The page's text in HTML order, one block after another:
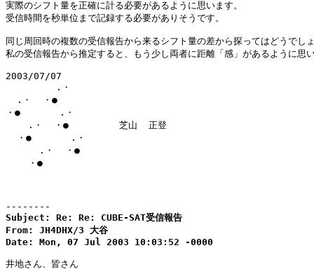
実際のシフト量を正確に計る必要があるように思います。
受信時間を秒単位まで記録する必要がありそうです。
同じ周回時の複数の受信報告から来るシフト量の差から探ってはどうでし
私の受信報告から推定すると、もう少し両者に距離「感」があるように思
2003/07/07
         .・
  .・  ・●
・●       .・
    .・  ・●         芝山  正登
  ・●       .・
      .・  ・●
    ・●
--------
Subject: Re: Re: CUBE-SAT受信報告
From: JH4DHX/3 大谷
Date: Mon, 07 Jul 2003 10:03:52 -0000
井地さん、皆さん